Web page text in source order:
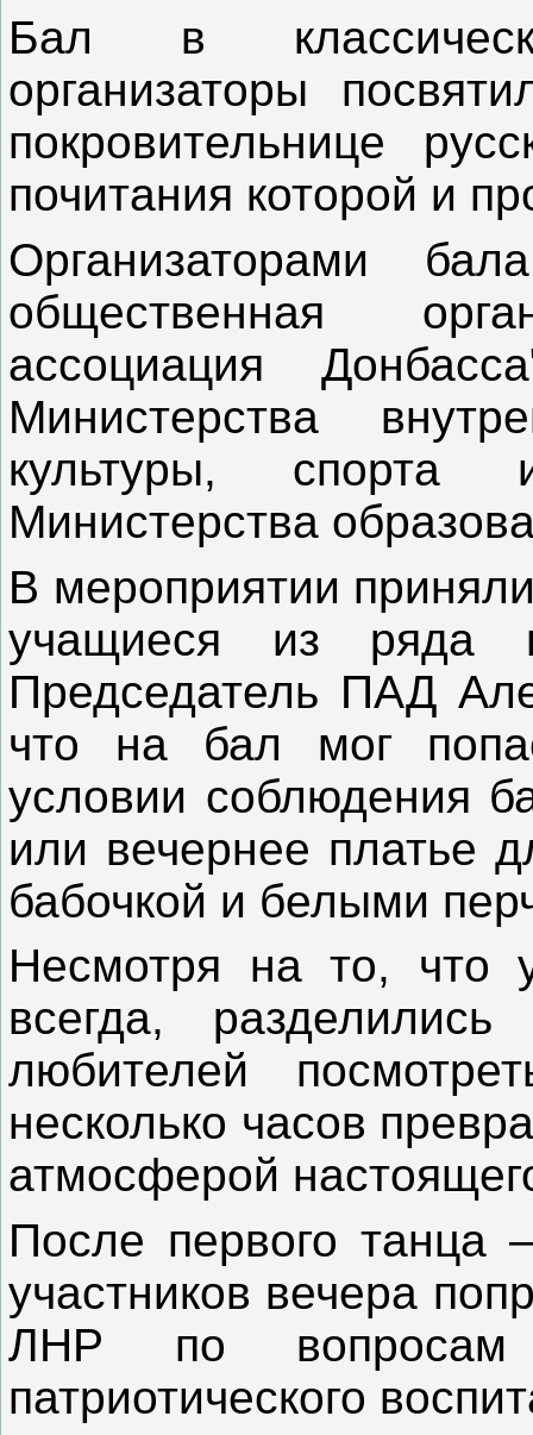
Бал в
организаторы
покровительнице
почитания которой и
Организаторами
общественная
ассоциация
Министерства
культуры,
Министерства
В мероприятии
учащиеся из ряда
Председатель ПАД
что на бал мог
условии соблюдения
или вечернее платье
бабочкой и белыми
Несмотря на то, что
всегда,
любителей
несколько часов
атмосферой
После первого танца
участников вечера
ЛНР по вопросам
патриотического